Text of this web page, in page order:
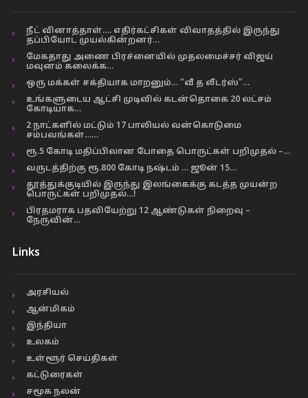
நீட் வினாத்தாள்…. எதிர்கட்சிகள் விவாதத்தில் இருந்து
தப்பியோட முயல்கின்றனர்…
மேகதாது அணை பிரச்னையில் முதலமைச்சர் விஜய்
மவுனம் கலைக்க…
ஒரு மக்கள் சக்தியாக மாறனும்… “வீ த லீடர்ஸ்”…
உங்களுடைய ஆட்சி முடிவில் கடன்தொகை 20 லட்சம்
கோடியாக…
2 நாட்களில் மட்டும் 17 பாலியல் வன்கொடுமை
சம்பவங்கள்……
ரூ.5 கோடி மதிப்பிலான போதை பொருட்கள் பறிமுதல் –…
வருடத்திற்கு ரூ.800 கோடி நஷ்டம் … ஜூன் 15…
தூத்துக்குடியில் இருந்து இலங்கைக்கு கடத்த முயன்ற
பொருட்கள் பறிமுதல்…!
பிரதமராக பதவியேற்று 12 ஆண்டுகள் நிறைவு –
நேருவின்…
Links
அரசியல்
ஆன்மிகம்
இந்தியா
உலகம்
உள்ளூர் செய்திகள்
கட்டுரைகள்
சமூக நலன்